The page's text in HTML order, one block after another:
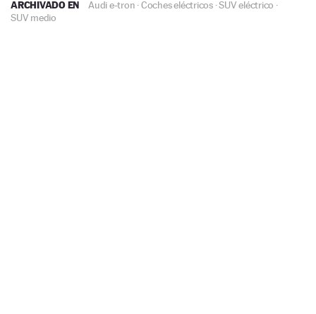
ARCHIVADO EN Audi e-tron ·Coches eléctricos·SUV eléctrico ·
SUV medio